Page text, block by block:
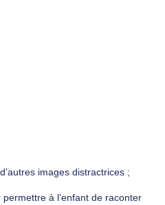
images distractrices ;
permettre à l’enfant de raconter